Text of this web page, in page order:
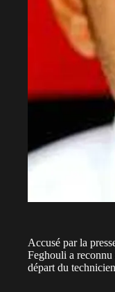
Accusé par la
Feghouli a reconnu
départ du